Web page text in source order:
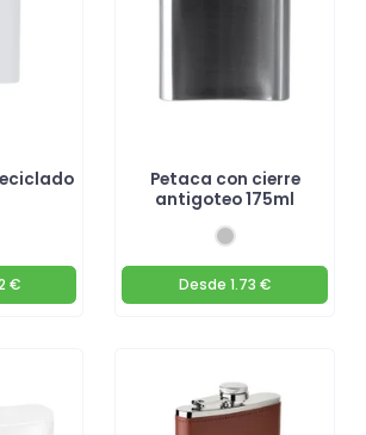
€
Petaca con cierre
antigoteo 175ml
Desde 1.73 €